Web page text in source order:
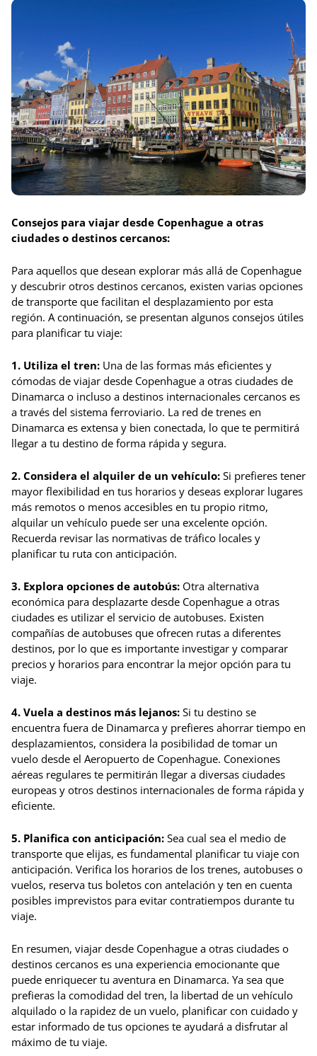
Consejos para viajar desde Copenhague a otras
ciudades o destinos cercanos:
Para aquellos que desean explorar más allá de Copenhague
y descubrir otros destinos cercanos, existen varias opciones
de transporte que facilitan el desplazamiento por esta
región. A continuación, se presentan algunos consejos útiles
para planificar tu viaje:
1. Utiliza el tren: Una de las formas más eficientes y
cómodas de viajar desde Copenhague a otras ciudades de
Dinamarca o incluso a destinos internacionales cercanos es
a través del sistema ferroviario. La red de trenes en
Dinamarca es extensa y bien conectada, lo que te permitirá
llegar a tu destino de forma rápida y segura.
2. Considera el alquiler de un vehículo: Si prefieres tener
mayor flexibilidad en tus horarios y deseas explorar lugares
más remotos o menos accesibles en tu propio ritmo,
alquilar un vehículo puede ser una excelente opción.
Recuerda revisar las normativas de tráfico locales y
planificar tu ruta con anticipación.
3. Explora opciones de autobús: Otra alternativa
económica para desplazarte desde Copenhague a otras
ciudades es utilizar el servicio de autobuses. Existen
compañías de autobuses que ofrecen rutas a diferentes
destinos, por lo que es importante investigar y comparar
precios y horarios para encontrar la mejor opción para tu
viaje.
4. Vuela a destinos más lejanos: Si tu destino se
encuentra fuera de Dinamarca y prefieres ahorrar tiempo en
desplazamientos, considera la posibilidad de tomar un
vuelo desde el Aeropuerto de Copenhague. Conexiones
aéreas regulares te permitirán llegar a diversas ciudades
europeas y otros destinos internacionales de forma rápida y
eficiente.
5. Planifica con anticipación: Sea cual sea el medio de
transporte que elijas, es fundamental planificar tu viaje con
anticipación. Verifica los horarios de los trenes, autobuses o
vuelos, reserva tus boletos con antelación y ten en cuenta
posibles imprevistos para evitar contratiempos durante tu
viaje.
En resumen, viajar desde Copenhague a otras ciudades o
destinos cercanos es una experiencia emocionante que
puede enriquecer tu aventura en Dinamarca. Ya sea que
prefieras la comodidad del tren, la libertad de un vehículo
alquilado o la rapidez de un vuelo, planificar con cuidado y
estar informado de tus opciones te ayudará a disfrutar al
máximo de tu viaje.